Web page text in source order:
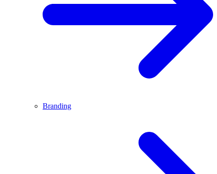
Branding